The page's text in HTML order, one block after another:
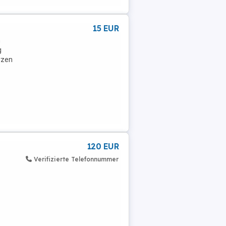
15 EUR
120 EUR
Verifizierte Telefonnummer